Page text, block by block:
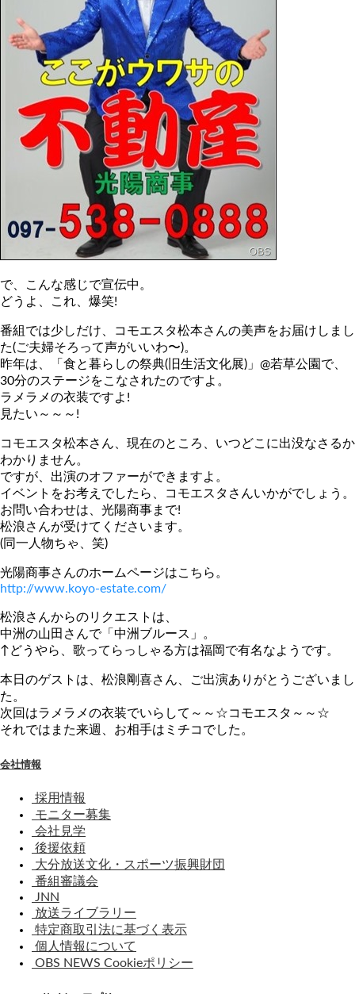
で、こんな感じで宣伝中。
どうよ、これ、爆笑!
番組では少しだけ、コモエスタ松本さんの美声をお届けしまし
た(ご夫婦そろって声がいいわ〜)。
昨年は、「食と暮らしの祭典(旧生活文化展)」@若草公園で、
30分のステージをこなされたのですよ。
ラメラメの衣装ですよ!
見たい～～～!
コモエスタ松本さん、現在のところ、いつどこに出没なさるか
わかりません。
ですが、出演のオファーができますよ。
イベントをお考えでしたら、コモエスタさんいかがでしょう。
お問い合わせは、光陽商事まで!
松浪さんが受けてくださいます。
(同一人物ちゃ、笑)
光陽商事さんのホームページはこちら。
http://www.koyo-estate.com/
松浪さんからのリクエストは、
中洲の山田さんで「中洲ブルース」。
↑どうやら、歌ってらっしゃる方は福岡で有名なようです。
本日のゲストは、松浪剛喜さん、ご出演ありがとうございまし
た。
次回はラメラメの衣装でいらして～～☆コモエスタ～～☆
それではまた来週、お相手はミチコでした。
会社情報
採用情報
モニター募集
会社見学
後援依頼
大分放送文化・スポーツ振興財団
番組審議会
JNN
放送ライブラリー
特定商取引法に基づく表示
個人情報について
OBS NEWS Cookieポリシー